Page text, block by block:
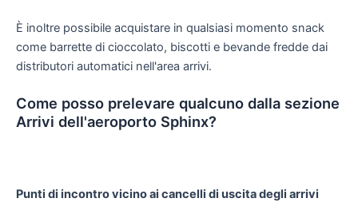
È inoltre possibile acquistare in qualsiasi momento snack
come barrette di cioccolato, biscotti e bevande fredde dai
distributori automatici nell'area arrivi.
Come posso prelevare qualcuno dalla sezione
Arrivi dell'aeroporto Sphinx?
Punti di incontro vicino ai cancelli di uscita degli arrivi